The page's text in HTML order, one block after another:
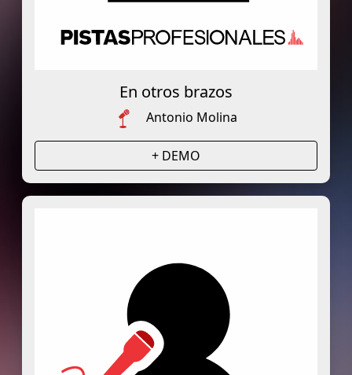
En otros brazos
Antonio Molina
+ DEMO